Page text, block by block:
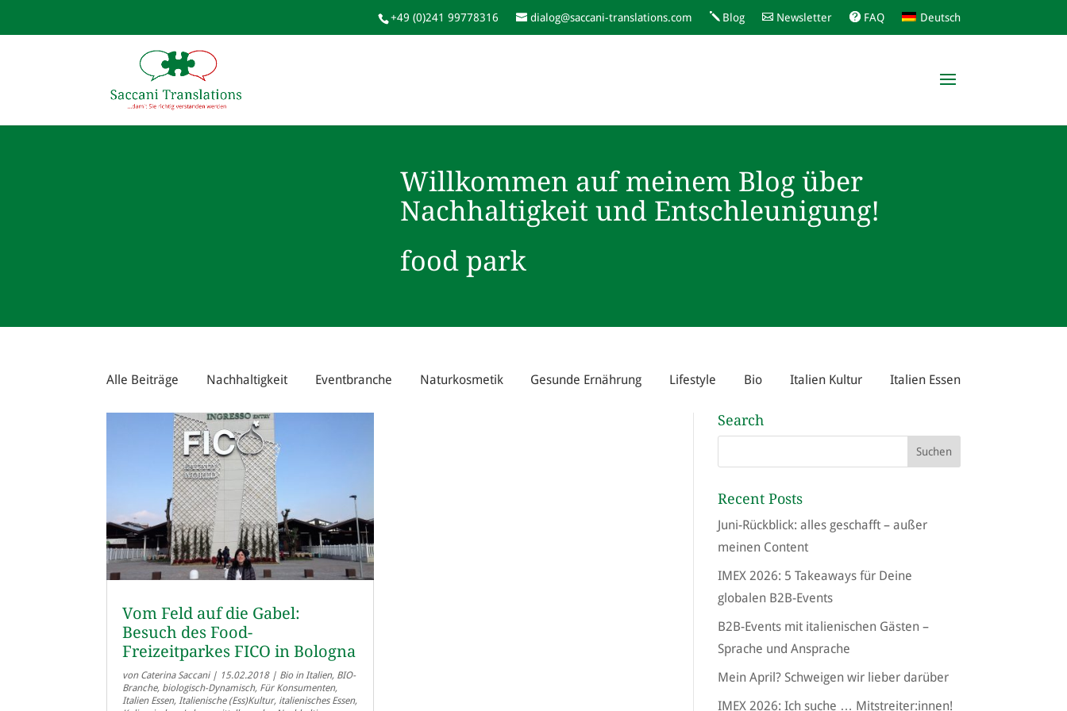
+49 (0)241 99778316 dialog@saccani-translations.com Blog Newsletter FAQ Deutsch
Willkommen auf meinem Blog über
Nachhaltigkeit und Entschleunigung!
food park
Alle Beiträge Nachhaltigkeit Eventbranche Naturkosmetik Gesunde Ernährung Lifestyle Bio Italien Kultur Italien Essen
Vom Feld auf die Gabel:
Besuch des Food-
Freizeitparkes FICO in Bologna
von Caterina Saccani| 15.02.2018| Bio in Italien, BIO-
Branche, biologisch-Dynamisch, Für Konsumenten,
Italien Essen, Italienische (Ess)Kultur, italienisches Essen,
Search
Recent Posts
Juni-Rückblick: alles geschafft – außer
meinen Content
IMEX 2026: 5 Takeaways für Deine
globalen B2B-Events
B2B-Events mit italienischen Gästen –
Sprache und Ansprache
Mein April? Schweigen wir lieber darüber
IMEX 2026: Ich suche … Mitstreiter:innen!